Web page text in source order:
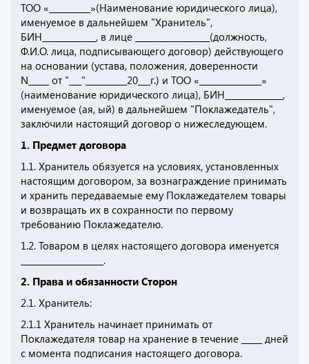
ТОО «__________»(Наименование юридического лица),
именуемое в дальнейшем "Хранитель",
БИН_____________, в лице __________________(должность,
Ф.И.О. лица, подписывающего договор) действующего
на основании (устава, положения, доверенности
N_____ от "___"__________20___г.) и ТОО «_______________»
(наименование юридического лица), БИН______________,
именуемое (ая, ый) в дальнейшем "Поклажедатель",
заключили настоящий договор о нижеследующем.
1. Предмет договора
1.1. Хранитель обязуется на условиях, установленных
настоящим договором, за вознаграждение принимать
и хранить передаваемые ему Поклажедателем товары
и возвращать их в сохранности по первому
требованию Поклажедателю.
1.2. Товаром в целях настоящего договора именуется
____________________.
2. Права и обязанности Сторон
2.1. Хранитель:
2.1.1 Хранитель начинает принимать от
Поклажедателя товар на хранение в течение _____ дней
с момента подписания настоящего договора.